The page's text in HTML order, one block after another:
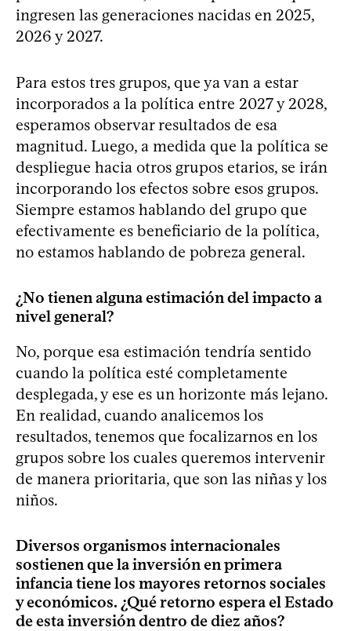
ingresen las generaciones nacidas en 2025,
2026 y 2027.
Para estos tres grupos, que ya van a estar
incorporados a la política entre 2027 y 2028,
esperamos observar resultados de esa
magnitud. Luego, a medida que la política se
despliegue hacia otros grupos etarios, se irán
incorporando los efectos sobre esos grupos.
Siempre estamos hablando del grupo que
efectivamente es beneficiario de la política,
no estamos hablando de pobreza general.
¿No tienen alguna estimación del impacto a
nivel general?
No, porque esa estimación tendría sentido
cuando la política esté completamente
desplegada, y ese es un horizonte más lejano.
En realidad, cuando analicemos los
resultados, tenemos que focalizarnos en los
grupos sobre los cuales queremos intervenir
de manera prioritaria, que son las niñas y los
niños.
Diversos organismos internacionales
sostienen que la inversión en primera
infancia tiene los mayores retornos sociales
y económicos. ¿Qué retorno espera el Estado
de esta inversión dentro de diez años?